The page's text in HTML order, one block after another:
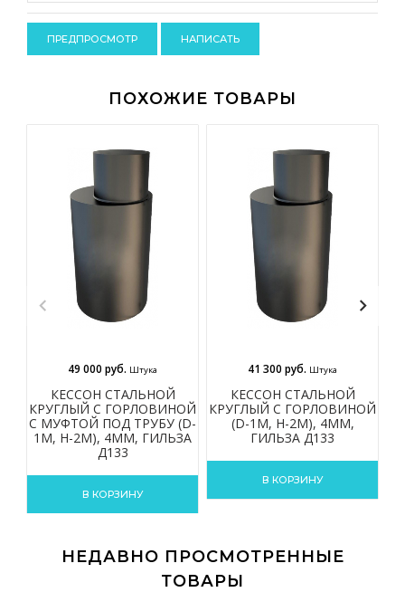
-
-
ПОХОЖИЕ ТОВАРЫ
КЕССОН СТАЛЬНОЙ
КРУГЛЫЙ С ГОРЛОВИНОЙ
С МУФТОЙ ПОД ТРУБУ (D-
1М, H-2М), 4ММ, ГИЛЬЗА
Д133
49 000 руб. Штука
В КОРЗИНУ
КЕССОН СТАЛЬНОЙ
КРУГЛЫЙ С ГОРЛОВИНОЙ
(D-1М, H-2М), 4ММ,
ГИЛЬЗА Д133
41 300 руб. Штука
В КОРЗИНУ
НЕДАВНО ПРОСМОТРЕННЫЕ
ТОВАРЫ